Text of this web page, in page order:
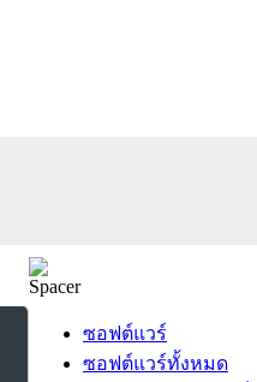
ซอฟต์แวร์
ซอฟต์แวร์ทั้งหมด